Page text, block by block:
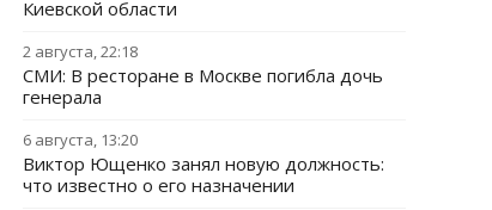
Киевской области
2 августа, 22:18
СМИ: В ресторане в Москве погибла дочь
генерала
6 августа, 13:20
Виктор Ющенко занял новую должность:
что известно о его назначении